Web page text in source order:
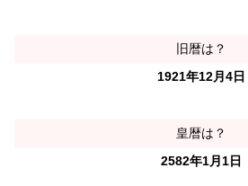
旧暦は？
1921年12月4日
皇暦は？
2582年1月1日